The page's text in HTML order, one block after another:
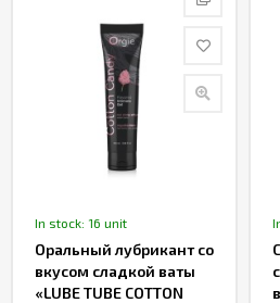
In stock: 16 unit
Оральный лубрикант со
вкусом сладкой ваты
«LUBE TUBE COTTON